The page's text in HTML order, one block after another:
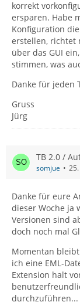
korrekt
ersparen. Habe
Konfiguration
erstellen, richtet
über das GUI
stimmen, was
Danke für jeden
Gruss
Jürg
TB 2.0 /
somjue
Danke für eure
dieser Woche ja
Versionen sind
doch noch mal
Momentan
ich eine EML-
Extension halt
durchzuführen...